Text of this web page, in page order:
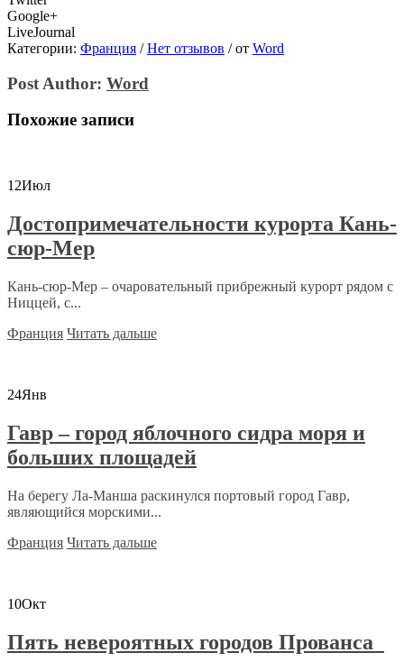
Google+
LiveJournal
Категории: Франция / Нет отзывов /от Word
Post Author: Word
Похожие записи
12Июл
Достопримечательности курорта Кань-
сюр-Мер
Кань-сюр-Мер – очаровательный прибрежный курорт рядом с
Ниццей, с...
Франция Читать дальше
24Янв
Гавр – город яблочного сидра моря и
больших площадей
На берегу Ла-Манша раскинулся портовый город Гавр,
являющийся морскими...
Франция Читать дальше
10Окт
Пять невероятных городов Прованса